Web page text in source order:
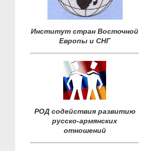
Институт стран Восточной
Европы и СНГ
РОД содействия развитию
русско-армянских
отношений